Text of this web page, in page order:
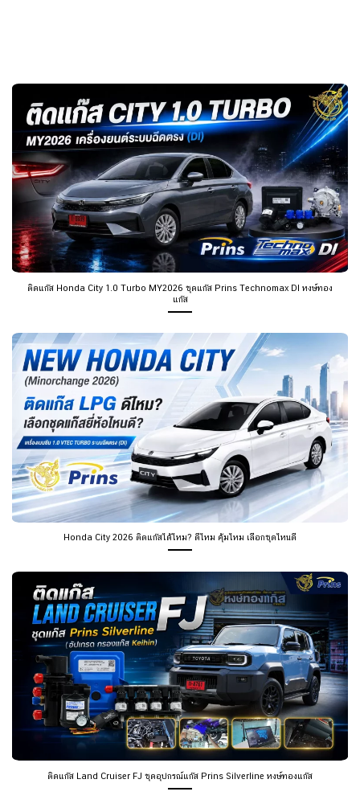
ติดแก๊ส Honda City 1.0 Turbo MY2026 ชุดแก๊ส Prins Technomax DI หงษ์ทอง
แก๊ส
Honda City 2026 ติดแก๊สได้ไหม? ดีไหม คุ้มไหม เลือกชุดไหนดี
ติดแก๊ส Land Cruiser FJ ชุดอุปกรณ์แก๊ส Prins Silverline หงษ์ทองแก๊ส